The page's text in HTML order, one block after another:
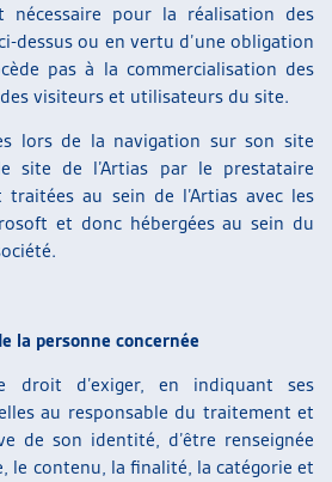
pour la réalisation des
dessus ou en vertu d’une obligation
pas à la commercialisation des
visiteurs et utilisateurs du site.
lors de la navigation sur son site
site de l’Artias par le prestataire
traitées au sein de l’Artias avec les
et donc hébergées au sein du
la personne concernée
droit d’exiger, en indiquant ses
au responsable du traitement et
de son identité, d’être renseignée
le contenu, la finalité, la catégorie et